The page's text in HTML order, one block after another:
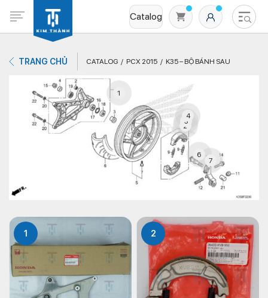
Catalog
Không có sản phẩm nào trong giỏ hàng
TRANG CHỦ CATALOG PCX 2015 K35 – BỘ BÁNH SAU
1
2
3
4
6
7
1 2